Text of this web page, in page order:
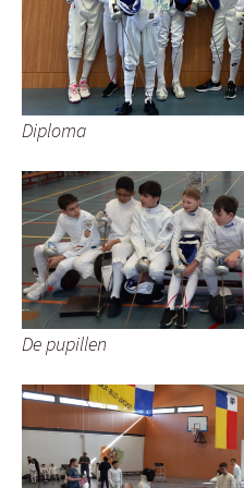
Diploma
De pupillen